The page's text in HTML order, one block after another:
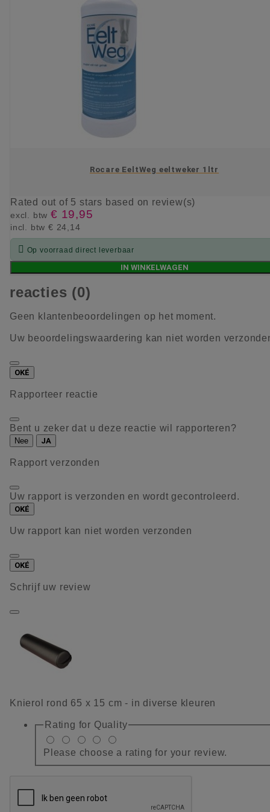
Rocare EeltWeg eeltweker 1ltr
Rated out of 5 stars based on review(s)
excl. btw € 19,95
incl. btw € 24,14
 Op voorraad direct leverbaar
IN WINKELWAGEN
reacties (0)
Geen klantenbeoordelingen op het moment.
Uw beoordelingswaardering kan niet worden
OKÉ
Rapporteer reactie
Bent u zeker dat u deze reactie wil rapporteren?
Nee JA
Rapport verzonden
Uw rapport is verzonden en wordt gecontroleerd.
OKÉ
Uw rapport kan niet worden verzonden
OKÉ
Schrijf uw review
Knierol rond 65 x 15 cm - in diverse kleuren
Rating for Quality
Please choose a rating for your review.